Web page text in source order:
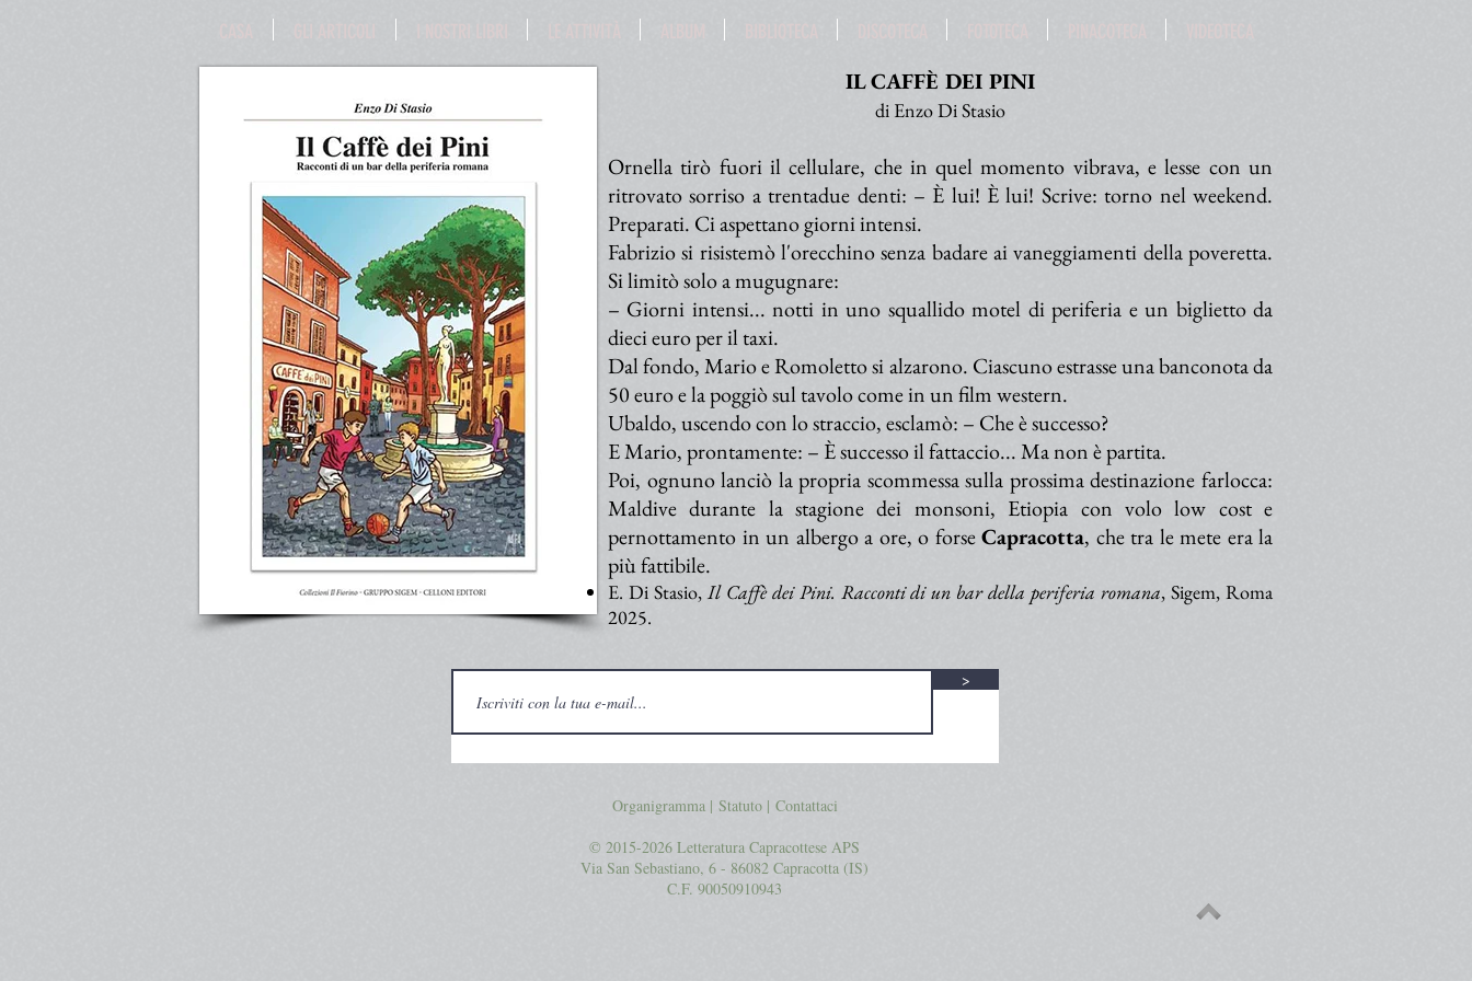
IL CAFFÈ DEI PINI
di Enzo Di Stasio
Ornella tirò fuori il cellulare, che in quel momento vibrava, e lesse con un
ritrovato sorriso a trentadue denti: – È lui! È lui! Scrive: torno nel weekend.
Preparati. Ci aspettano giorni intensi.
Fabrizio si risistemò l'orecchino senza badare ai vaneggiamenti della poveretta.
Si limitò solo a mugugnare:
– Giorni intensi... notti in uno squallido motel di periferia e un biglietto da
dieci euro per il taxi.
Dal fondo, Mario e Romoletto si alzarono. Ciascuno estrasse una banconota da
50 euro e la poggiò sul tavolo come in un film western.
Ubaldo, uscendo con lo straccio, esclamò: – Che è successo?
E Mario, prontamente: – È successo il fattaccio... Ma non è partita.
Poi, ognuno lanciò la propria scommessa sulla prossima destinazione farlocca:
Maldive durante la stagione dei monsoni, Etiopia con volo low cost e
pernottamento in un albergo a ore, o forseCapracotta, che tra le mete era la
più fattibile.
E. Di Stasio,Il Caffè dei Pini. Racconti di un bar della periferia romana, Sigem, Roma
2025.
>
Organigramma | Statuto| Contattaci
© 2015-2026 Letteratura Capracottese APS
Via San Sebastiano, 6 - 86082 Capracotta (IS)
C.F. 90050910943